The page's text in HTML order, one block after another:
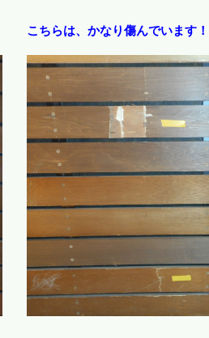
こちらは、かなり傷んでいます！